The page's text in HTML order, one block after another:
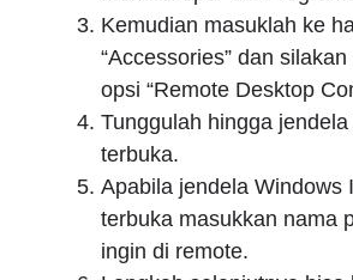
Kemudian masuklah ke
“Accessories” dan
opsi “Remote Desktop
Tunggulah hingga
terbuka.
Apabila jendela Windows
terbuka masukkan nama
ingin di remote.